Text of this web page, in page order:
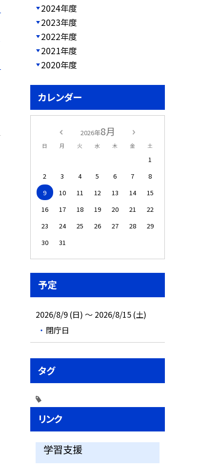
2024年度
2023年度
2022年度
2021年度
2020年度
カレンダー
2026年8月
日 月 火 水 木 金 土
1
2
3 4 5 6 7
8
9
10 11 12 13 14
15
16
17 18 19 20 21
22
23
24 25 26 27 28
29
30
31
予定
2026/8/9 (日) ～ 2026/8/15 (土)
閉庁日
タグ
リンク
学習支援